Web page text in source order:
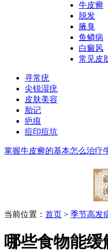
牛皮癣
脱发
腋臭
鱼鳞病
白癜风
常见皮
寻常疣
尖锐湿疣
皮肤美容
胎记
疤痕
痘印痘坑
掌握牛皮癣的基本怎么治疗
当前位置： 首页 > 季节高发
哪些食物能